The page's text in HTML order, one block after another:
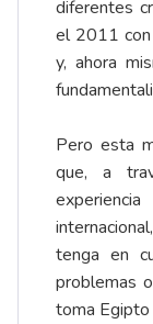
diferentes
el 2011
y, ahora
Pero esta
que, a
tenga en
problemas
toma Egipto